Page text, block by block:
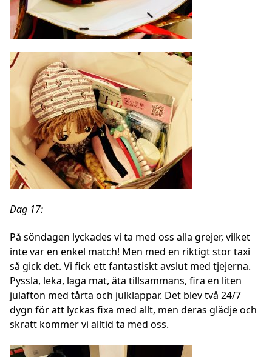
Dag 17:
På söndagen lyckades vi ta med oss alla grejer, vilket
inte var en enkel match! Men med en riktigt stor taxi
så gick det. Vi fick ett fantastiskt avslut med tjejerna.
Pyssla, leka, laga mat, äta tillsammans, fira en liten
julafton med tårta och julklappar. Det blev två 24/7
dygn för att lyckas fixa med allt, men deras glädje och
skratt kommer vi alltid ta med oss.